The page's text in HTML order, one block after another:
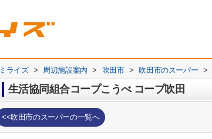
ミライズ > 周辺施設案内 > 吹田市 > 吹田市のスーパー >
生活協同組合コープこうべ コープ吹田
<<吹田市のスーパーの一覧へ